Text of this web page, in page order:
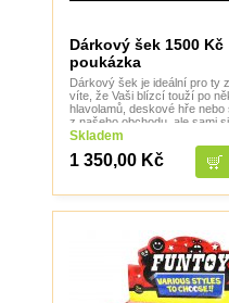
Dárkový šek 1500 Kč
poukázka
Dárkový šek je ideální pro ty
víte, že Vaši blízcí touží po
hlavolamů, deskové hře nebo
z našeho obchodu, ale sami
rady a nechcete koupit
Skladem
1 350,00 Kč